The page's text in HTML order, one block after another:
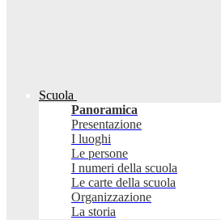
Scuola
Panoramica
Presentazione
I luoghi
Le persone
I numeri della scuola
Le carte della scuola
Organizzazione
La storia